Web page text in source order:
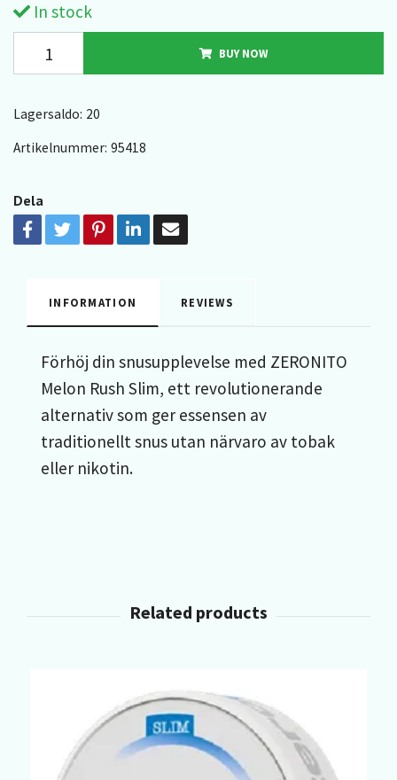
In stock
BUY NOW
Lagersaldo: 20
Artikelnummer: 95418
Dela
INFORMATION REVIEWS
Förhöj din snusupplevelse med ZERONITO
Melon Rush Slim, ett revolutionerande
alternativ som ger essensen av
traditionellt snus utan närvaro av tobak
eller nikotin.